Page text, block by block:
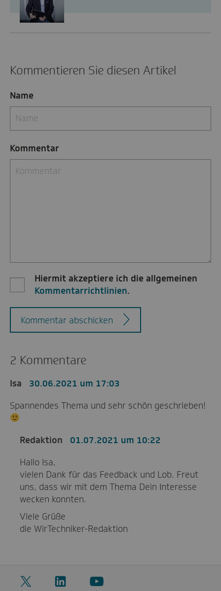
Kommentieren Sie diesen Artikel
Name
Kommentar
Hiermit akzeptiere ich die allgemeinen
Kommentarrichtlinien.
Kommentar abschicken
2 Kommentare
Isa
30.06.2021 um 17:03
Spannendes Thema und sehr schön geschrieben!
Redaktion
01.07.2021 um 10:22
Hallo Isa,
vielen Dank für das Feedback und Lob. Freut
uns, dass wir mit dem Thema Dein Interesse
wecken konnten.
Viele Grüße
die WirTechniker-Redaktion
Twitter
LinkedIn
YouTube